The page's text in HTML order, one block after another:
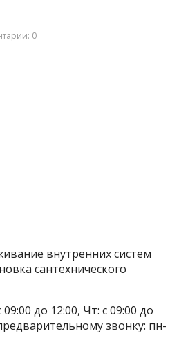
0
внутренних систем
сантехнического
до 12:00, Чт: с 09:00 до
звонку: пн-